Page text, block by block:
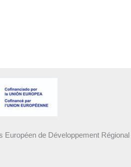
Européen de Développement Régional